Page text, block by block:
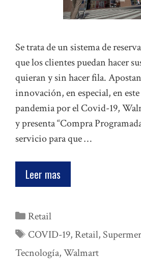
Se trata de un sistema de
que los clientes puedan hacer
quieran y sin hacer fila.
innovación, en especial, en
pandemia por el Covid-19,
y presenta “Compra
servicio para que …
Leer mas
Categorías
Retail
Etiquetas
COVID-19, Retail,
Tecnología,Walmart